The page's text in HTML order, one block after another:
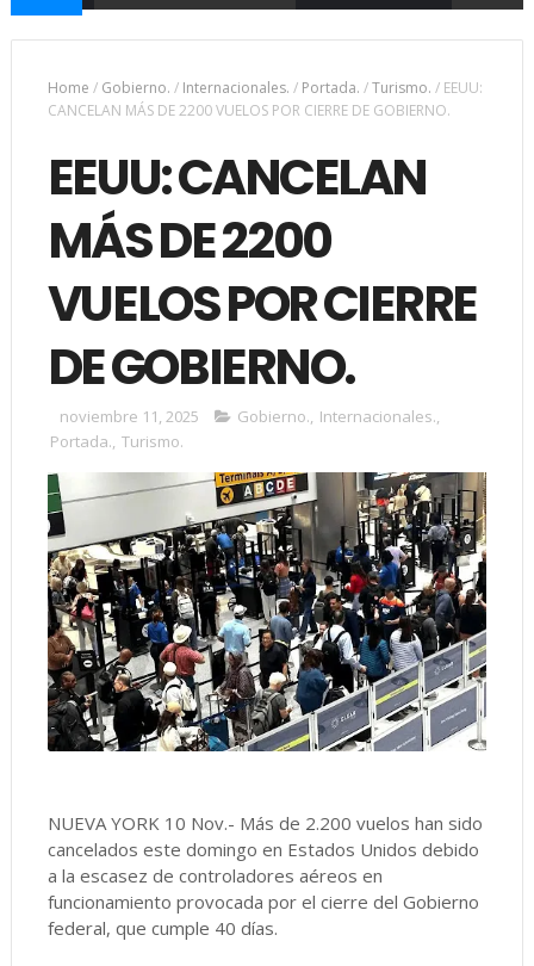
Home / Gobierno. / Internacionales. / Portada. /Turismo. / EEUU:
CANCELAN MÁS DE 2200 VUELOS POR CIERRE DE GOBIERNO.
EEUU: CANCELAN
MÁS DE 2200
VUELOS POR CIERRE
DE GOBIERNO.
noviembre 11, 2025 Gobierno., Internacionales.,
Portada., Turismo.
NUEVA YORK 10 Nov.- Más de 2.200 vuelos han sido
cancelados este domingo en Estados Unidos debido
a la escasez de controladores aéreos en
funcionamiento provocada por el cierre del Gobierno
federal, que cumple 40 días.